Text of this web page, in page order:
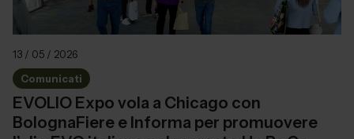
13 / 05 / 2026
Comunicati
EVOLIO Expo vola a Chicago con
BolognaFiere e Informa per promuovere